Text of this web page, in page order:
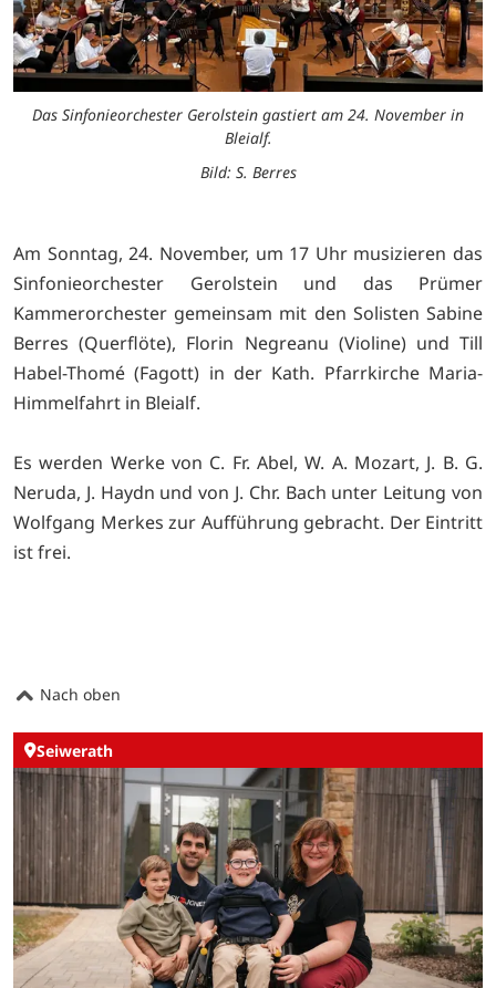
Das Sinfonieorchester Gerolstein gastiert am 24. November in
Bleialf.
Bild: S. Berres
Am Sonntag, 24. November, um 17 Uhr musizieren das
Sinfonieorchester Gerolstein und das Prümer
Kammerorchester gemeinsam mit den Solisten Sabine
Berres (Querflöte), Florin Negreanu (Violine) und Till
Habel-Thomé (Fagott) in der Kath. Pfarrkirche Maria-
Himmelfahrt in Bleialf.
Es werden Werke von C. Fr. Abel, W. A. Mozart, J. B. G.
Neruda, J. Haydn und von J. Chr. Bach unter Leitung von
Wolfgang Merkes zur Aufführung gebracht. Der Eintritt
ist frei.
Nach oben
Seiwerath